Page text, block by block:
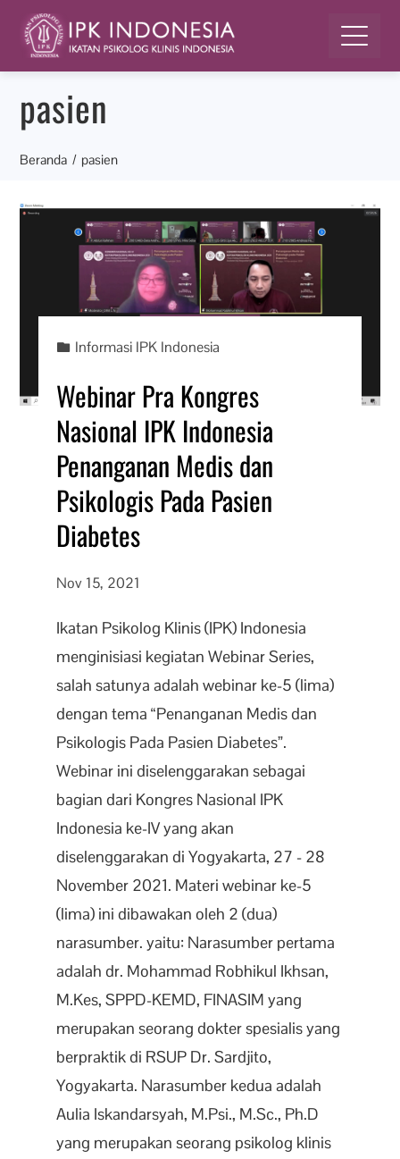
pasien
Beranda pasien
Informasi IPK Indonesia
Webinar Pra Kongres
Nasional IPK Indonesia
Penanganan Medis dan
Psikologis Pada Pasien
Diabetes
Nov 15, 2021
Ikatan Psikolog Klinis (IPK) Indonesia
menginisiasi kegiatan Webinar Series,
salah satunya adalah webinar ke-5 (lima)
dengan tema “Penanganan Medis dan
Psikologis Pada Pasien Diabetes”.
Webinar ini diselenggarakan sebagai
bagian dari Kongres Nasional IPK
Indonesia ke-IV yang akan
diselenggarakan di Yogyakarta, 27 - 28
November 2021. Materi webinar ke-5
(lima) ini dibawakan oleh 2 (dua)
narasumber. yaitu: Narasumber pertama
adalah dr. Mohammad Robhikul Ikhsan,
M.Kes, SPPD-KEMD, FINASIM yang
merupakan seorang dokter spesialis yang
berpraktik di RSUP Dr. Sardjito,
Yogyakarta. Narasumber kedua adalah
Aulia Iskandarsyah, M.Psi., M.Sc., Ph.D
yang merupakan seorang psikolog klinis